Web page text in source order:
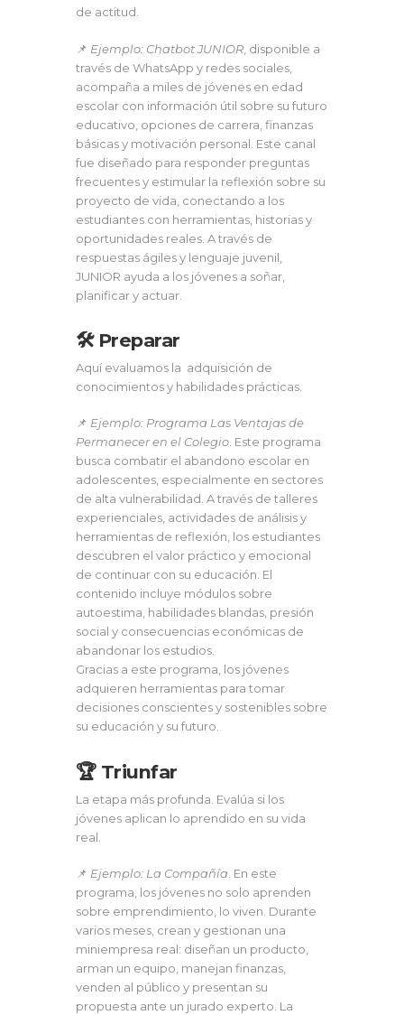
de actitud.
📌 Ejemplo: Chatbot JUNIOR , disponible a
través de WhatsApp y redes sociales,
acompaña a miles de jóvenes en edad
escolar con información útil sobre su futuro
educativo, opciones de carrera, finanzas
básicas y motivación personal. Este canal
fue diseñado para responder preguntas
frecuentes y estimular la reflexión sobre su
proyecto de vida, conectando a los
estudiantes con herramientas, historias y
oportunidades reales. A través de
respuestas ágiles y lenguaje juvenil,
JUNIOR ayuda a los jóvenes a soñar,
planificar y actuar.
🛠 Preparar
Aquí evaluamos la adquisición de
conocimientos y habilidades prácticas.
📌 Ejemplo: Programa Las Ventajas de
Permanecer en el Colegio. Este programa
busca combatir el abandono escolar en
adolescentes, especialmente en sectores
de alta vulnerabilidad. A través de talleres
experienciales, actividades de análisis y
herramientas de reflexión, los estudiantes
descubren el valor práctico y emocional
de continuar con su educación. El
contenido incluye módulos sobre
autoestima, habilidades blandas, presión
social y consecuencias económicas de
abandonar los estudios.
Gracias a este programa, los jóvenes
adquieren herramientas para tomar
decisiones conscientes y sostenibles sobre
su educación y su futuro.
🏆 Triunfar
La etapa más profunda. Evalúa si los
jóvenes aplican lo aprendido en su vida
real.
📌 Ejemplo: La Compañía. En este
programa, los jóvenes no solo aprenden
sobre emprendimiento, lo viven. Durante
varios meses, crean y gestionan una
miniempresa real: diseñan un producto,
arman un equipo, manejan finanzas,
venden al público y presentan su
propuesta ante un jurado experto. La